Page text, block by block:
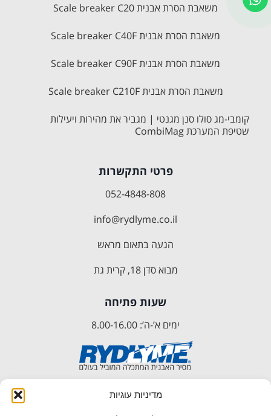
מדיניות עוגיות
משאבת הסרת אבנית Scale breaker C20
משאבת הסרת אבנית Scale breaker C40F
משאבת הסרת אבנית Scale breaker C90F
משאבת הסרת אבנית Scale breaker C210F
קומבי-מג סולו סנן מגנטי | מגביר את מהירות ויעילות
שטיפת המערכת CombiMag
פרטי התקשרות
052-4848-808
info@rydlyme.co.il
הגעה בתאום מראש
מבוא סדן 18, קרית גת
שעות פתיחה
ימים א’-ה’: 8.00-16.00